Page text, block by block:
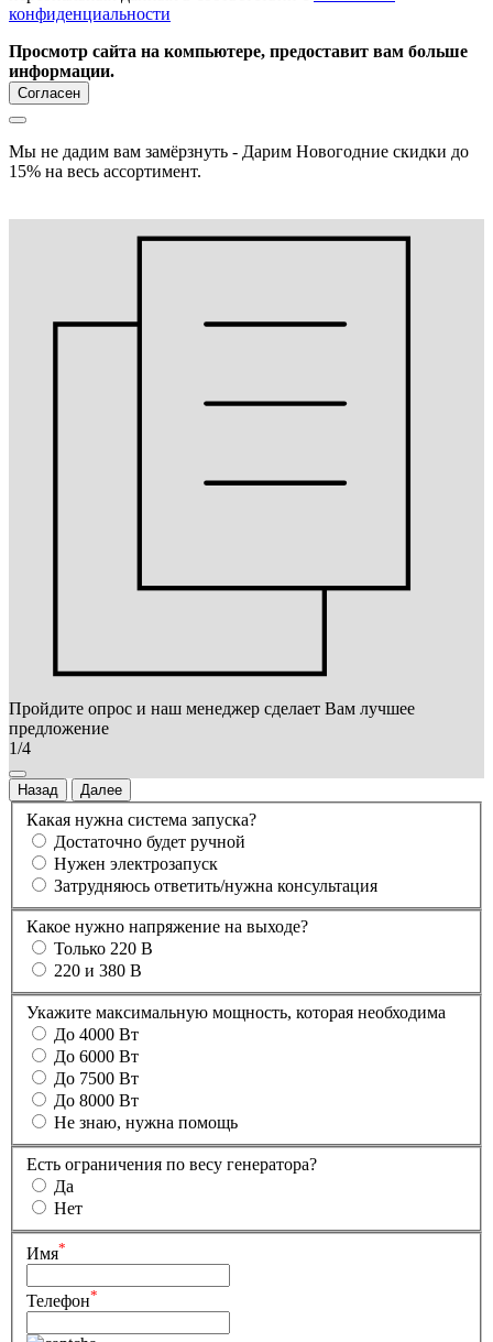
конфиденциальности
Просмотр сайта на компьютере, предоставит вам больше
информации.
Согласен
Мы не дадим вам замёрзнуть - Дарим Новогодние скидки до
15% на весь ассортимент.
Пройдите опрос и наш менеджер сделает Вам лучшее
предложение
1/4
Назад Далее
Какая нужна система запуска?
Достаточно будет ручной
Нужен электрозапуск
Затрудняюсь ответить/нужна консультация
Какое нужно напряжение на выходе?
Только 220 В
220 и 380 В
Укажите максимальную мощность, которая необходима
До 4000 Вт
До 6000 Вт
До 7500 Вт
До 8000 Вт
Не знаю, нужна помощь
Есть ограничения по весу генератора?
Да
Нет
Имя*
Телефон*